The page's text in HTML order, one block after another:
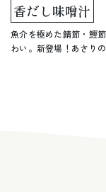
香だし味噌汁
魚介を極めた鯖節・鰹
わい。新登場！あさり